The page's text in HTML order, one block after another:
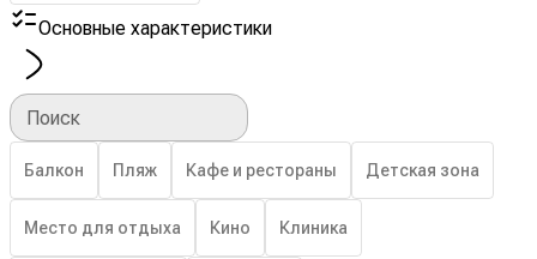
Основные характеристики
Поиск
Балкон Пляж Кафе и рестораны Детская зона
Место для отдыха Кино Клиника